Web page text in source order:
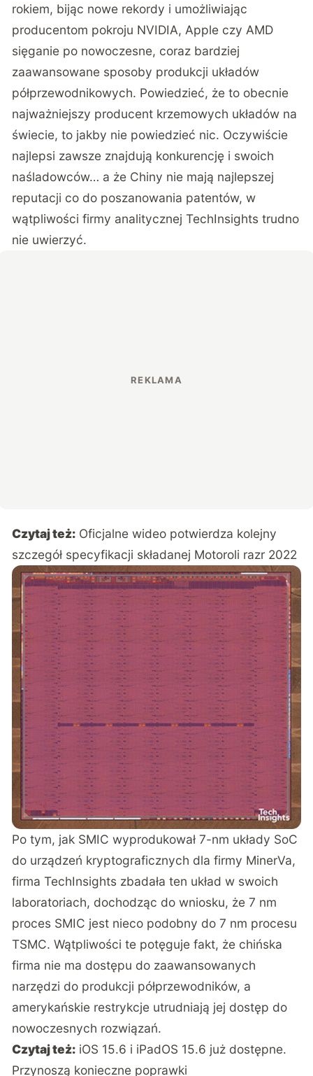
rokiem, bijąc nowe rekordy i umożliwiając
producentom pokroju NVIDIA, Apple czy AMD
sięganie po nowoczesne, coraz bardziej
zaawansowane sposoby produkcji układów
półprzewodnikowych. Powiedzieć, że to obecnie
najważniejszy producent krzemowych układów na
świecie, to jakby nie powiedzieć nic. Oczywiście
najlepsi zawsze znajdują konkurencję i swoich
naśladowców… a że Chiny nie mają najlepszej
reputacji co do poszanowania patentów, w
wątpliwości firmy analitycznejTechInsights trudno
nie uwierzyć.
Czytaj też: Oficjalne wideo potwierdza kolejny
szczegół specyfikacji składanej Motoroli razr 2022
Po tym, jak SMIC wyprodukował 7-nm układy SoC
do urządzeń kryptograficznych dla firmy MinerVa,
firma TechInsights zbadała ten układ w swoich
laboratoriach, dochodząc do wniosku, że 7 nm
proces SMIC jest nieco podobny do 7 nm procesu
TSMC. Wątpliwości te potęguje fakt, że chińska
firma nie ma dostępu do zaawansowanych
narzędzi do produkcji półprzewodników, a
amerykańskie restrykcje utrudniają jej dostęp do
nowoczesnych rozwiązań.
Czytaj też: iOS 15.6 i iPadOS 15.6 już dostępne.
Przynoszą konieczne poprawki